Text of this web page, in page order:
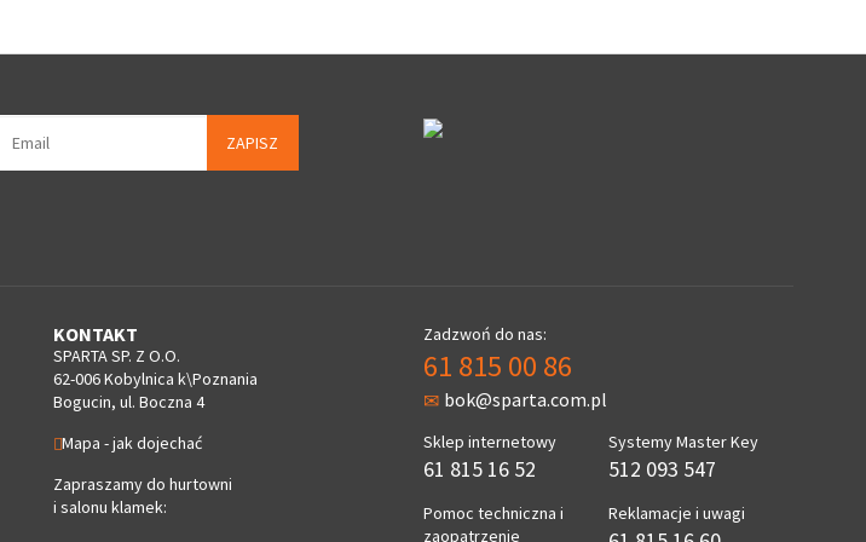
ZAPISZ
KONTAKT
SPARTA SP. Z O.O.
62-006 Kobylnica k\Poznania
Bogucin, ul. Boczna 4
Mapa - jak dojechać
Zapraszamy do hurtowni
i salonu klamek:
Zadzwoń do nas:
61 815 00 86
bok@sparta.com.pl
Sklep internetowy
61 815 16 52
Pomoc techniczna i
zaopatrzenie
Systemy Master Key
512 093 547
Reklamacje i uwagi